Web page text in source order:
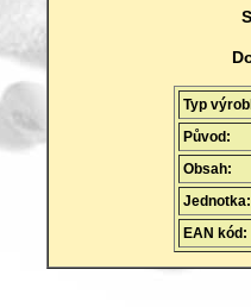
Typ
Původ:
Obsah:
Jednotka:
EAN kód: